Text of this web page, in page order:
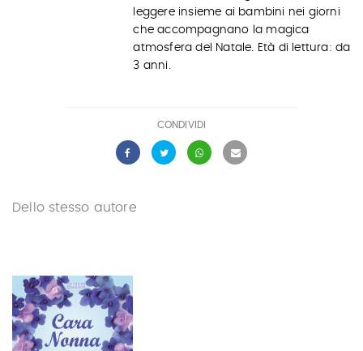
leggere insieme ai bambini nei giorni
che accompagnano la magica
atmosfera del Natale. Età di lettura: da
3 anni.
CONDIVIDI
Dello stesso autore